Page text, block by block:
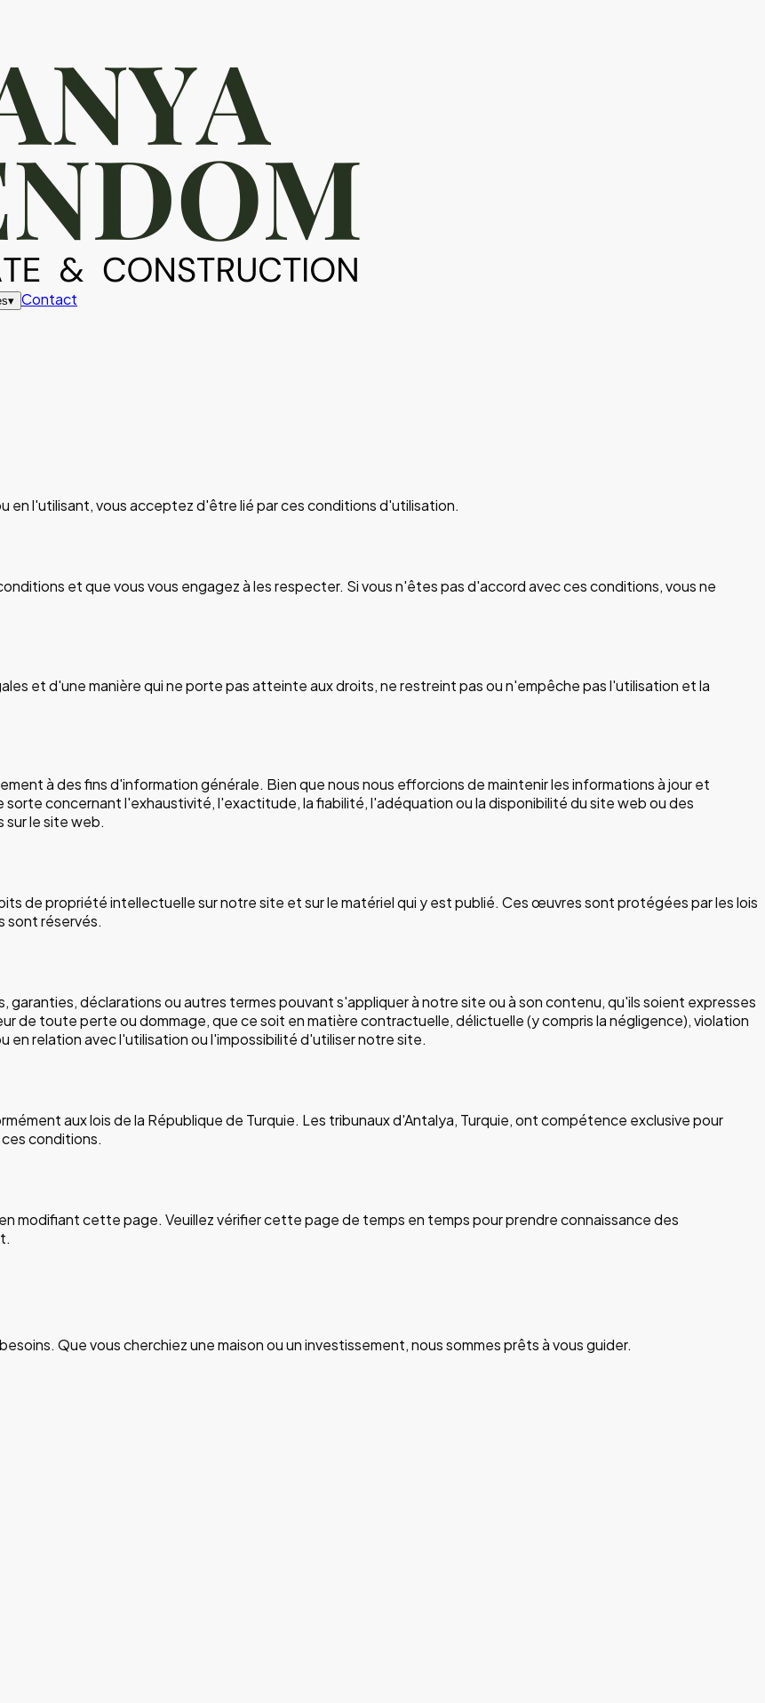
▾ Contact
en l'utilisant, vous acceptez d'être lié par ces conditions d'utilisation.
et que vous vous engagez à les respecter. Si vous n'êtes pas d'accord avec ces conditions, vous ne
et d'une manière qui ne porte pas atteinte aux droits, ne restreint pas ou n'empêche pas l'utilisation et la
à des fins d'information générale. Bien que nous nous efforcions de maintenir les informations à jour et
concernant l'exhaustivité, l'exactitude, la fiabilité, l'adéquation ou la disponibilité du site web ou des
sur le site web.
de propriété intellectuelle sur notre site et sur le matériel qui y est publié. Ces œuvres sont protégées par les lois
sont réservés.
garanties, déclarations ou autres termes pouvant s'appliquer à notre site ou à son contenu, qu'ils soient expresses
de toute perte ou dommage, que ce soit en matière contractuelle, délictuelle (y compris la négligence), violation
en relation avec l'utilisation ou l'impossibilité d'utiliser notre site.
aux lois de la République de Turquie. Les tribunaux d'Antalya, Turquie, ont compétence exclusive pour
conditions.
modifiant cette page. Veuillez vérifier cette page de temps en temps pour prendre connaissance des
Que vous cherchiez une maison ou un investissement, nous sommes prêts à vous guider.